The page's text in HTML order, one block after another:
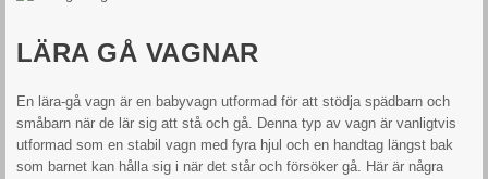
LÄRA GÅ VAGNAR
En lära-gå vagn är en babyvagn utformad för att stödja spädbarn och
småbarn när de lär sig att stå och gå. Denna typ av vagn är vanligtvis
utformad som en stabil vagn med fyra hjul och en handtag längst bak
som barnet kan hålla sig i när det står och försöker gå. Här är några